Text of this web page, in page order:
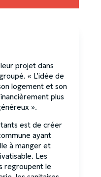
projet dans
« L’idée de
logement et son
plus
».
est de créer
ayant
à manger et
Les
regroupent le